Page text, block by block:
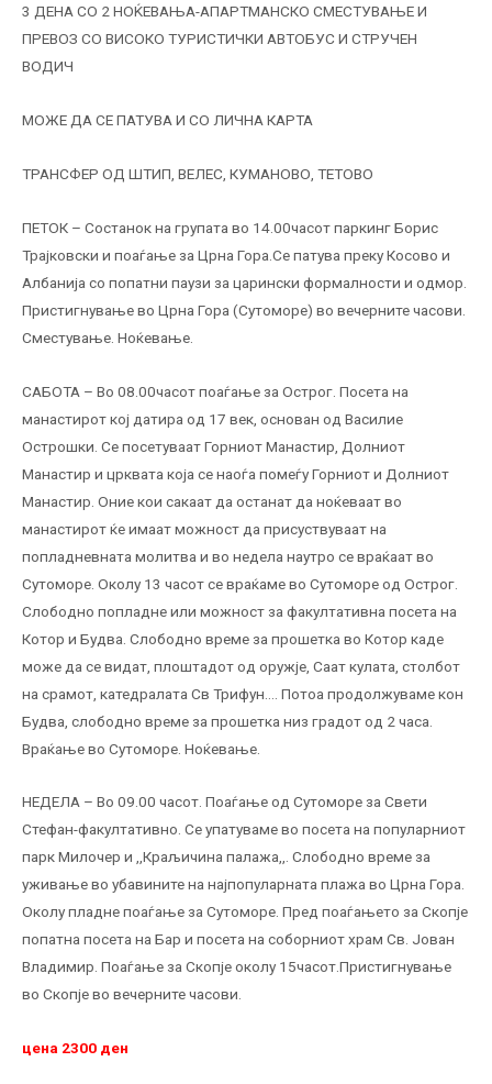
3 ДЕНА СО 2 НОЌЕВАЊА-АПАРТМАНСКО СМЕСТУВАЊЕ И
ПРЕВОЗ СО ВИСОКО ТУРИСТИЧКИ АВТОБУС И СТРУЧЕН
ВОДИЧ
МОЖЕ ДА СЕ ПАТУВА И СО ЛИЧНА КАРТА
TРАНСФЕР ОД ШТИП, ВЕЛЕС, КУМАНОВО, ТЕТОВО
ПЕТОК – Состанок на групата во 14.00часот паркинг Борис
Трајковски и поаѓање за Црна Гора.Се патува преку Косово и
Албанија со попатни паузи за царински формалности и одмор.
Пристигнување во Црна Гора (Сутоморе) во вечерните часови.
Сместување. Ноќевање.
САБОТА – Во 08.00часот поаѓање за Острог. Посета на
манастирот кој датира од 17 век, основан од Василие
Острошки. Се посетуваат Горниот Манастир, Долниот
Манастир и црквата која се наоѓа помеѓу Горниот и Долниот
Манастир. Оние кои сакаат да останат да ноќеваат во
манастирот ќе имаат можност да присуствуваат на
попладневната молитва и во недела наутро се враќаат во
Сутоморе. Околу 13 часот се враќаме во Сутоморе од Острог.
Слободно попладне или можност за факултативна посета на
Котор и Будва. Слободно време за прошетка во Котор каде
може да се видат, плоштадот од оружје, Саат кулата, столбот
на срамот, катедралата Св Трифун…. Потоа продолжуваме кон
Будва, слободно време за прошетка низ градот од 2 часа.
Враќање во Сутоморе. Ноќевање.
НЕДЕЛА – Во 09.00 часот. Поаѓање од Сутоморе за Свети
Стефан-факултативно. Се упатуваме во посета на популарниот
парк Милочер и ,,Краљичина палажа,,. Слободно време за
уживање во убавините на најпопуларната плажа во Црна Гора.
Околу пладне поаѓање за Сутоморе. Пред поаѓањето за Скопје
попатна посета на Бар и посета на соборниот храм Св. Јован
Владимир. Поаѓање за Скопје околу 15часот.Пристигнување
во Скопје во вечерните часови.
цена 2300 ден